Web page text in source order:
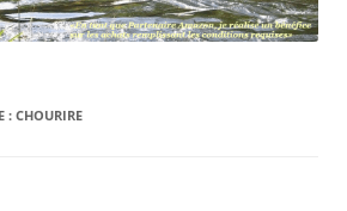
: CHOURIRE